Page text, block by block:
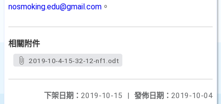
nosmoking.edu@gmail.com 。
相關附件
2019-10-4-15-32-12-nf1.odt
發佈日期： 2019-10-04
下架日期： 2019-10-15
|